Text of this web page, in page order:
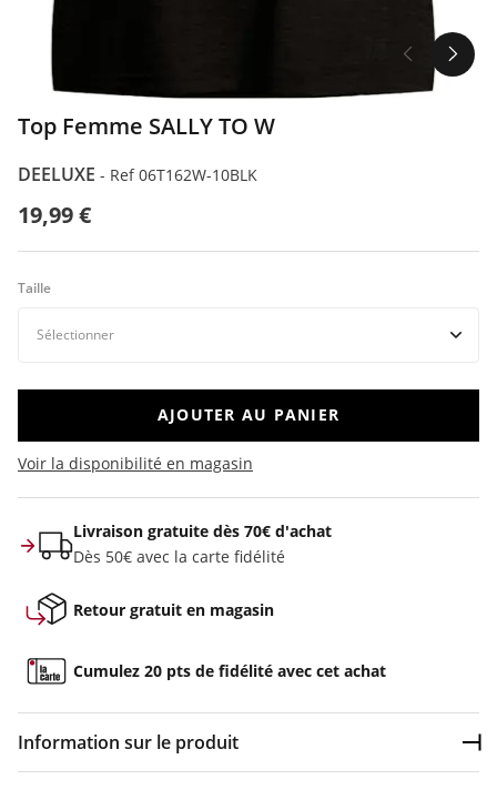
Top Femme SALLY TO W
DEELUXE - Ref 06T162W-10BLK
19,99 €
Taille
AJOUTER AU PANIER
Voir la disponibilité en magasin
Livraison gratuite dès 70€ d'achat
Dès 50€ avec la carte fidélité
Retour gratuit en magasin
Cumulez 20 pts de fidélité avec cet achat
Information sur le produit